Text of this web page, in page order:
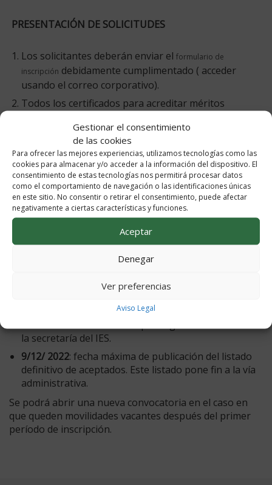
Gestionar el consentimiento
de las cookies
Para ofrecer las mejores experiencias, utilizamos tecnologías como las
cookies para almacenar y/o acceder a la información del dispositivo. El
consentimiento de estas tecnologías nos permitirá procesar datos
como el comportamiento de navegación o las identificaciones únicas
en este sitio. No consentir o retirar el consentimiento, puede afectar
negativamente a ciertas características y funciones.
Aceptar
Denegar
Ver preferencias
Aviso Legal
PRESENTACIÓN DE SOLICITUDES
Los solicitantes deberán enviar el formulario de
inscripción debidamente cumplimentado ( acceder
usando el correo corporativo).
Todos los certificados para acreditar méritos
job shadowing”.
https://www.juntadeandalucia.es/educacion/
FECHAS DE REALIZACIÓN DEL PROCESO EN EL CURSO
2022/23
11/11/2022 al 21/11/2022 a las 23:59h
de solicitudes.
: fecha máxima de publicación del listado
provisional de aceptados.
3 días de alegaciones,que serán presentadas
la secretaría del IES.
9/12/ 2022: fecha máxima de publicación del listado
definitivo de aceptados. Este listado pone fin a la vía
administrativa.
Se podrá abrir una nueva convocatoria en el caso en
que queden movilidades vacantes después del primer
período de inscripción.